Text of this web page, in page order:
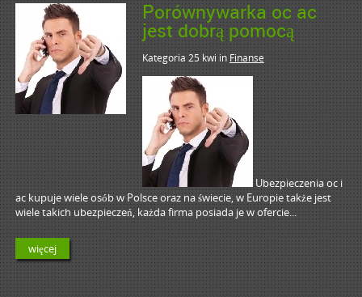
Porównywarka oc ac
jest dobrą pomocą
Kategoria 25 kwiin Finanse
Ubezpieczenia oc i
ac kupuje wiele osób w Polsce oraz na świecie, w Europie także jest
wiele takich ubezpieczeń, każda firma posiada je w ofercie...
więcej